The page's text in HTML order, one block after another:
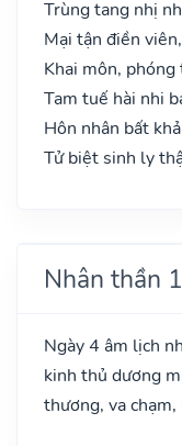
Trùng tang nhị
Mại tận điền
Khai môn,
Tam tuế hài nhi
Hôn nhân bất
Tử biệt sinh ly
Nhân thần
Ngày 4 âm lịch
kinh thủ dương
thương, va